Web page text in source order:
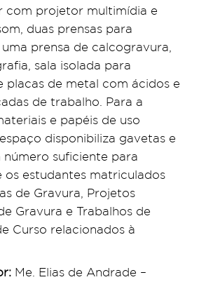
com projetor multimídia e
duas prensas para
prensa de calcogravura,
sala isolada para
placas de metal com ácidos e
de trabalho. Para a
e papéis de uso
disponibiliza gavetas e
número suficiente para
os estudantes matriculados
de Gravura, Projetos
Gravura e Trabalhos de
Curso relacionados à
Me. Elias de Andrade –